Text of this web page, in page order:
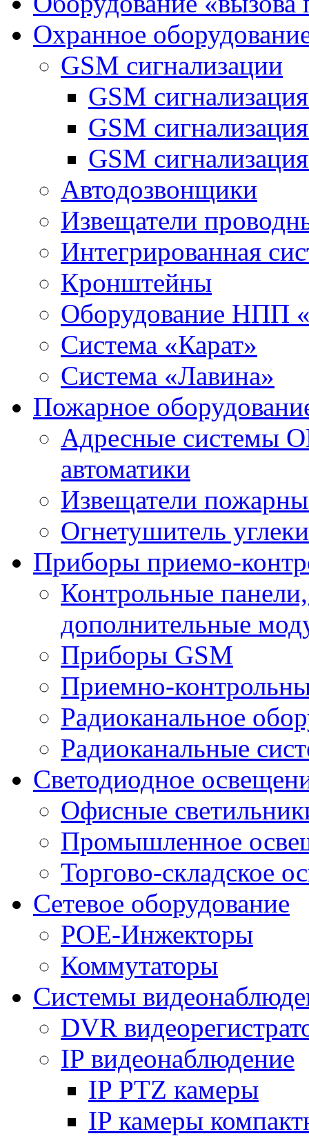
Охранное
GSM сигнализации
GSM
GSM
GSM
Автодозвонщики
Извещатели
Интегрированная
Кронштейны
Оборудование НПП
Система «Карат»
Система «Лавина»
Пожарное
Адресные системы
автоматики
Извещатели
Огнетушитель
Приборы приемо-
Контрольные
дополнительные
Приборы GSM
Приемно-
Радиоканальное
Радиоканальные
Светодиодное
Офисные
Промышленное
Торгово-складское
Сетевое оборудование
POE-Инжекторы
Коммутаторы
Системы
DVR
IP видеонаблюдение
IP PTZ камеры
IP камеры